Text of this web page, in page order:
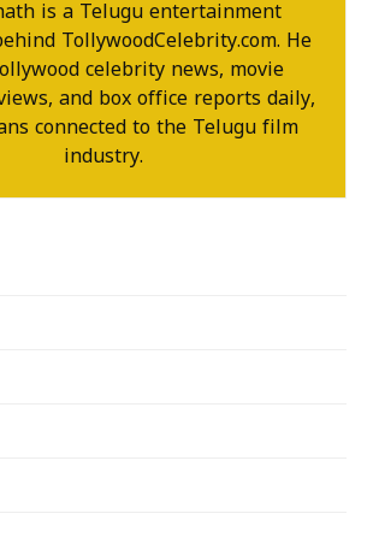
is a Telugu entertainment
TollywoodCelebrity.com. He
celebrity news, movie
and box office reports daily,
connected to the Telugu film
industry.